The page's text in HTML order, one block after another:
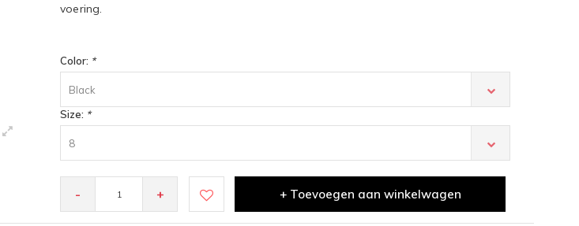
voering.
Color: *
Black
Size: *
8
- + + Toevoegen aan winkelwagen